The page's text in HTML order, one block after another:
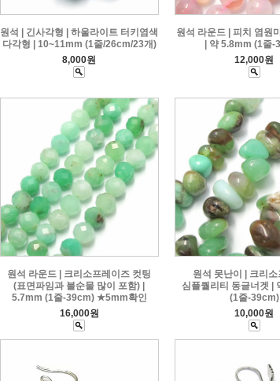
원석 | 긴사각형 | 하울라이트 터키염색
다각형 | 10~11mm (1줄/26cm/23개)
8,000원
원석 라운드 | 피치 염원
| 약 5.8mm (1줄
12,000원
원석 라운드 | 크리소프레이즈 컷팅
(표면파임과 불순물 많이 포함) |
5.7mm (1줄-39cm) ★5mm확인
16,000원
원석 못난이 | 크리
심플퀄리티 동글너겟 |
(1줄-39cm)
10,000원